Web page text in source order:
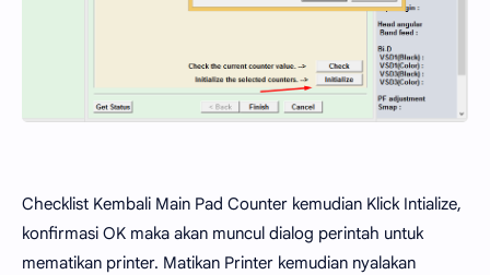
Checklist Kembali Main Pad Counter kemudian Klick Intialize,
konfirmasi OK maka akan muncul dialog perintah untuk
mematikan printer. Matikan Printer kemudian nyalakan